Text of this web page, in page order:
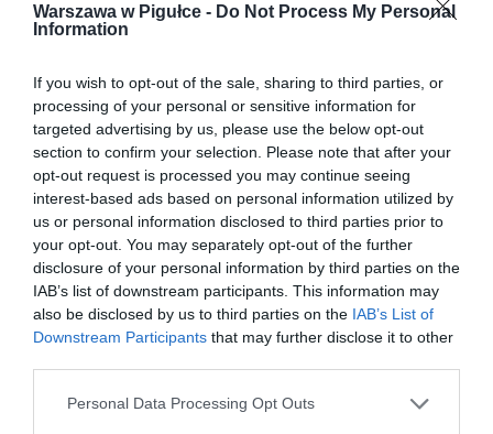
Warszawa w Pigułce - Do Not Process My Personal
Information
If you wish to opt-out of the sale, sharing to third parties, or
processing of your personal or sensitive information for
targeted advertising by us, please use the below opt-out
section to confirm your selection. Please note that after your
opt-out request is processed you may continue seeing
interest-based ads based on personal information utilized by
us or personal information disclosed to third parties prior to
your opt-out. You may separately opt-out of the further
disclosure of your personal information by third parties on the
IAB’s list of downstream participants. This information may
also be disclosed by us to third parties on the IAB’s List of
Downstream Participants that may further disclose it to other
Personal Data Processing Opt Outs